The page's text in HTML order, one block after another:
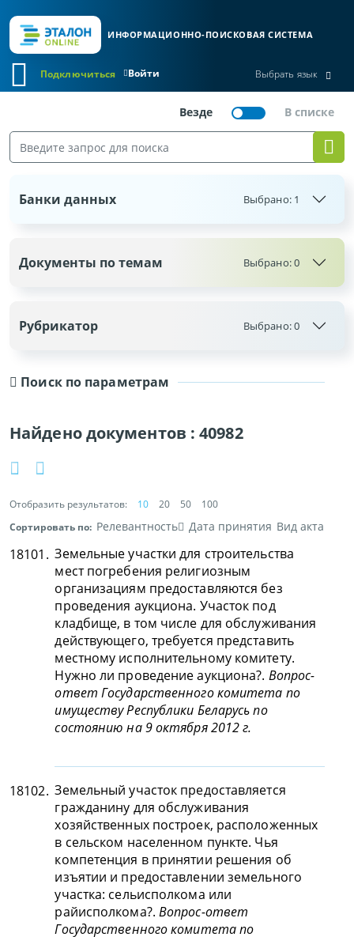
ИНФОРМАЦИОННО-ПОИСКОВАЯ СИСТЕМА
Войти
Подключиться Выбрать язык
Поиск по параметрам
Найдено документов :40982
Отобразить результатов: 10 20 50
100
Сортировать по: Релевантность Дата принятия Вид акта
18101. Земельные участки для строительства
мест погребения религиозным
организациям предоставляются без
проведения аукциона. Участок под
кладбище, в том числе для обслуживания
действующего, требуется представить
местному исполнительному комитету.
Нужно ли проведение аукциона?. Вопрос-
ответ Государственного комитета по
имуществу Республики Беларусь по
состоянию на 9 октября 2012 г.
18102. Земельный участок предоставляется
гражданину для обслуживания
хозяйственных построек, расположенных
в сельском населенном пункте. Чья
компетенция в принятии решения об
изъятии и предоставлении земельного
участка: сельисполкома или
райисполкома?. Вопрос-ответ
Государственного комитета по
Банки данных Выбрано: 1
Документы по темам Выбрано:0
Рубрикатор Выбрано:0